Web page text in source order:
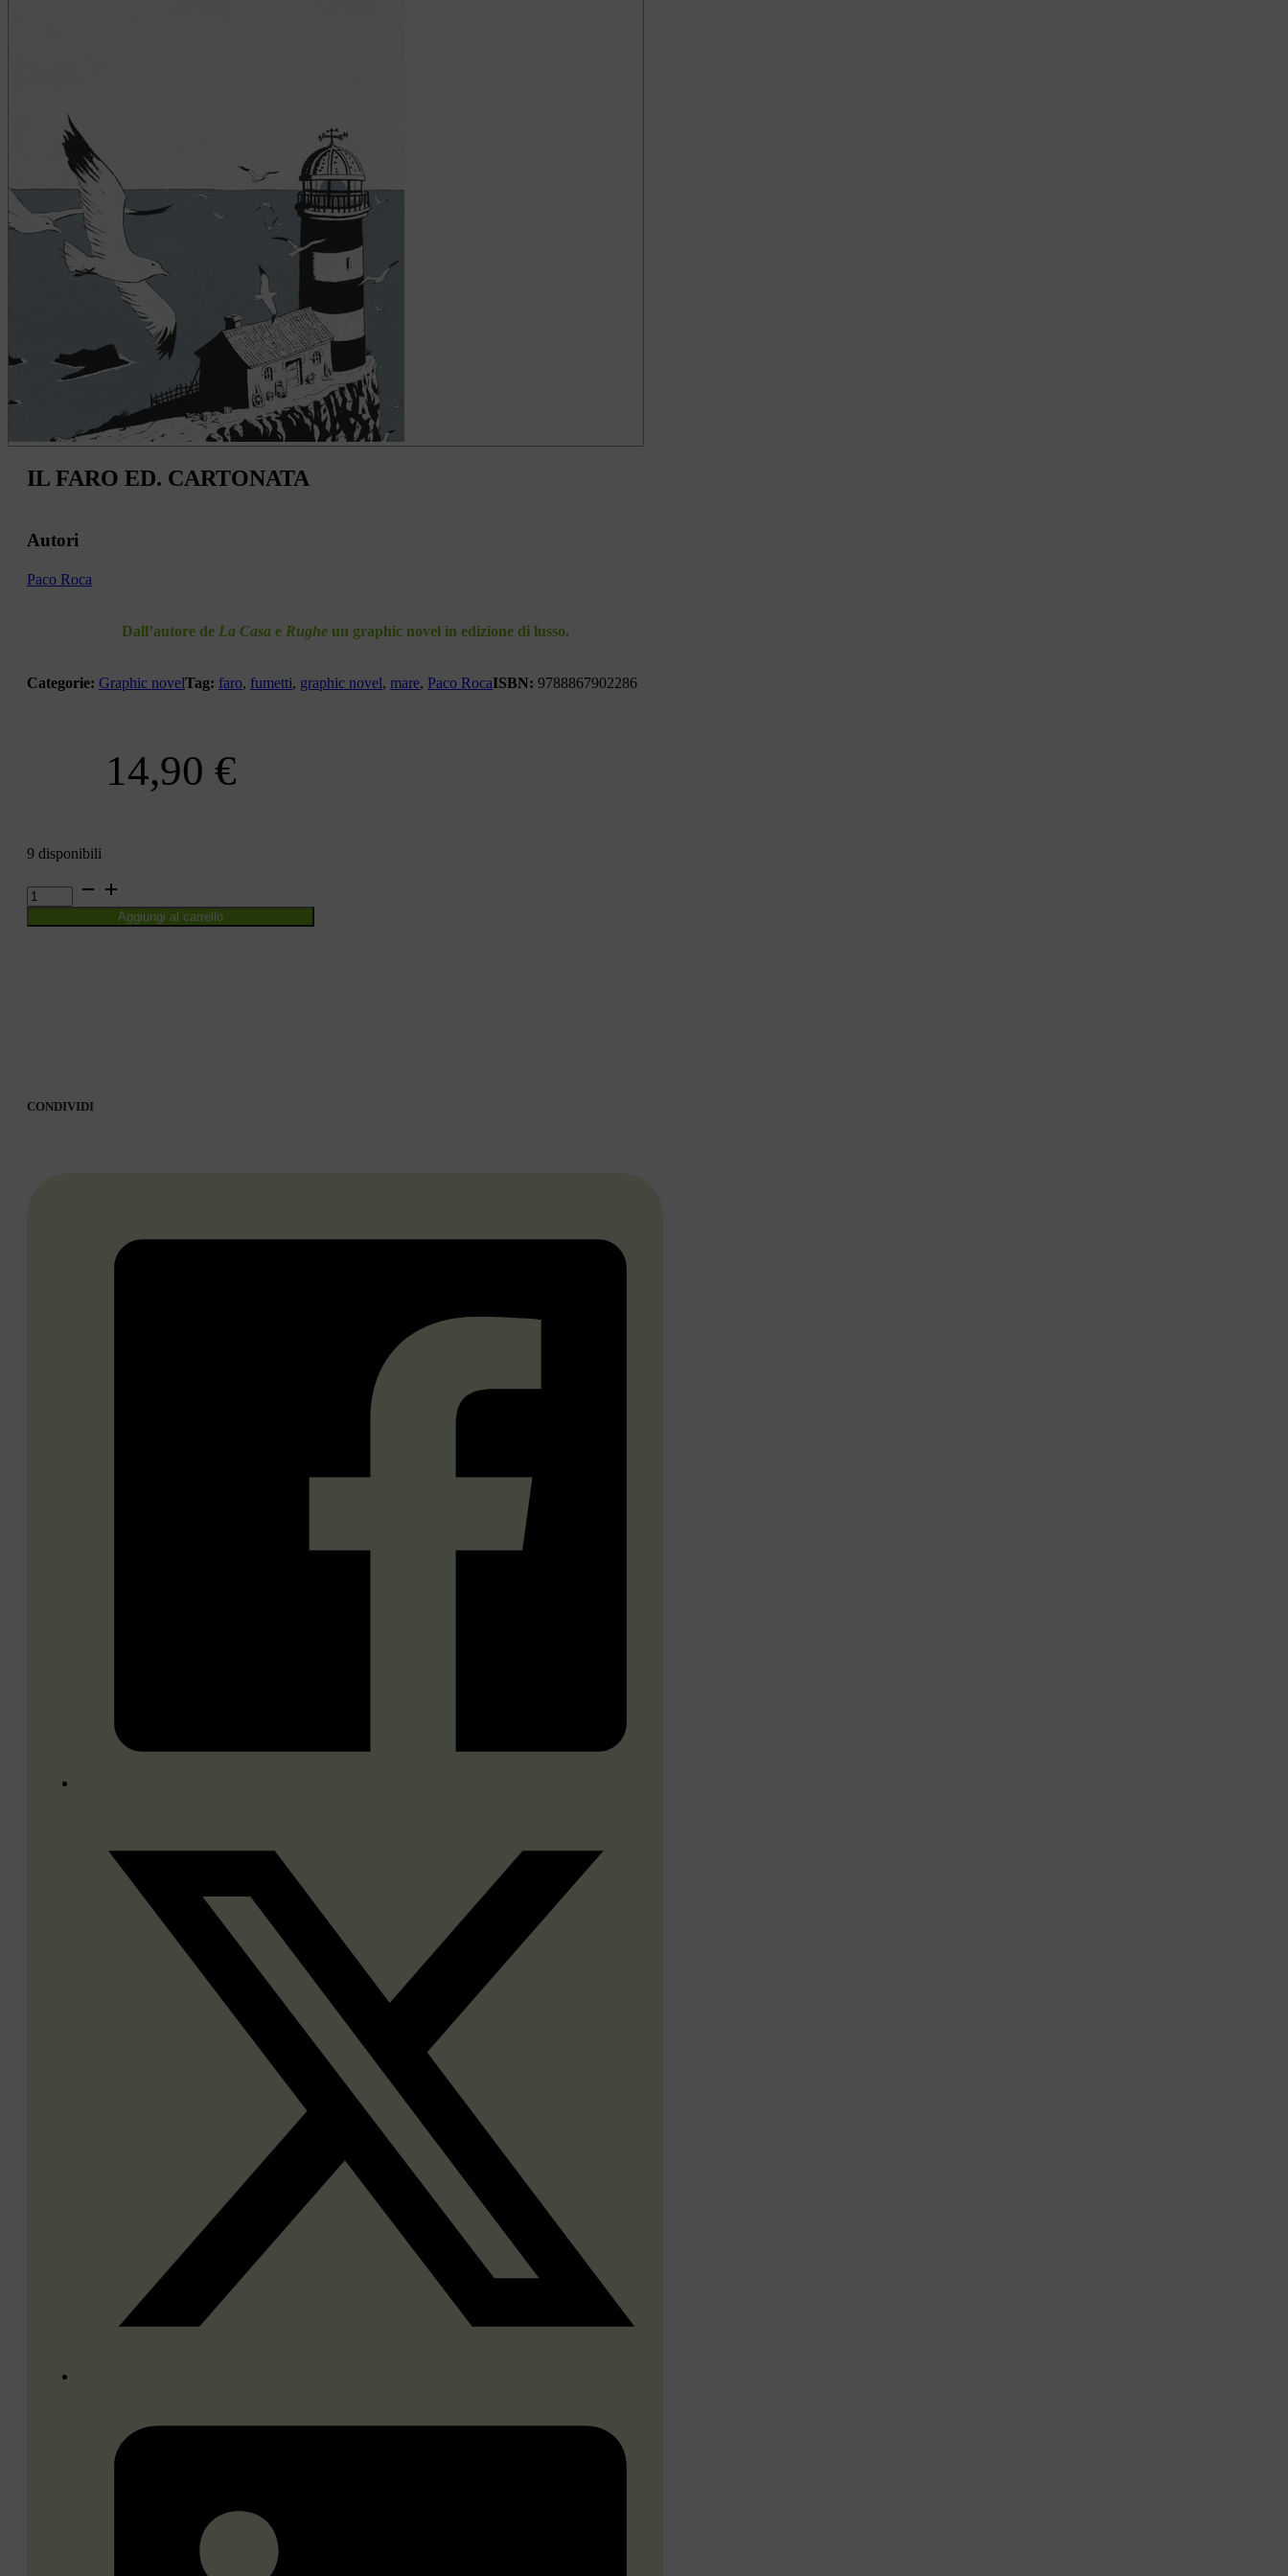
IL FARO ED. CARTONATA
Autori
Paco Roca
Dall’autore de La CasaeRugheun graphic novel in edizione di lusso.
Categorie: Graphic novelTag: faro, fumetti, graphic novel, mare, Paco RocaISBN: 9788867902286
14,90 €
9 disponibili
IL
FARO
Aggiungi al carrello
CONDIVIDI